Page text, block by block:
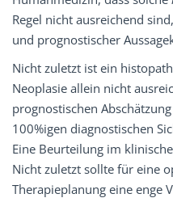
Regel nicht ausreichend
und prognostischer
Nicht zuletzt ist ein
Neoplasie allein nicht
prognostischen
100%igen diagnostischen
Eine Beurteilung im
Nicht zuletzt sollte für eine
Therapieplanung eine enge